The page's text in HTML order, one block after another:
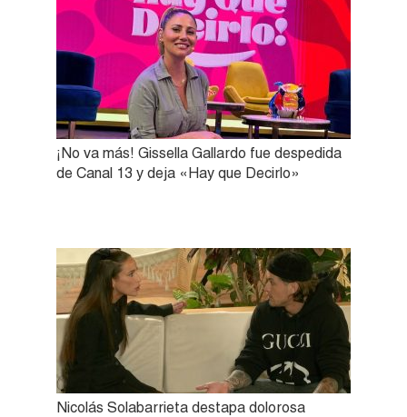
¡No va más! Gissella Gallardo fue despedida
de Canal 13 y deja «Hay que Decirlo»
Nicolás Solabarrieta destapa dolorosa